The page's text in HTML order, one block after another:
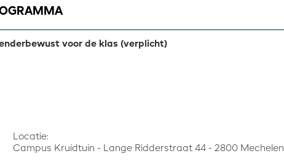
voor de klas (verplicht)
Locatie:
Campus Kruidtuin - Lange Ridderstraat 44 - 2800 Mechelen